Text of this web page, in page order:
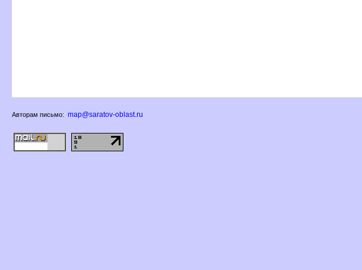
Авторам письмо: map@saratov-oblast.ru